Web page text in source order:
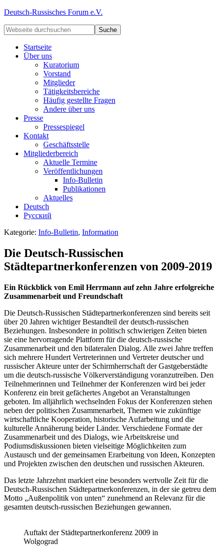
Deutsch-Russisches Forum e.V.
Startseite
Über uns
Kuratorium
Vorstand
Mitglieder
Tätigkeitsbereiche
Häufig gestellte Fragen
Andere über uns
Presse
Pressespiegel
Kontakt
Geschäftsstelle
Mitgliederbereich
Aktuelle Termine
Veröffentlichungen
Info-Bulletin
Publikationen
Aktuelles
Deutsch
Русский
Kategorie: Info-Bulletin, Information
Die Deutsch-Russischen
Städtepartnerkonferenzen von 2009-2019
Ein Rückblick von Emil Herrmann auf zehn Jahre erfolgreiche
Zusammenarbeit und Freundschaft
Die Deutsch-Russischen Städtepartnerkonferenzen sind bereits seit
über 20 Jahren wichtiger Bestandteil der deutsch-russischen
Beziehungen. Insbesondere in politisch schwierigen Zeiten bieten
sie eine hervorragende Plattform für die deutsch-russische
Zusammenarbeit und den bilateralen Dialog. Alle zwei Jahre treffen
sich mehrere Hundert Vertreterinnen und Vertreter deutscher und
russischer Akteure unter der Schirmherrschaft der Gastgeberstädte
um die deutsch-russische Völkerverständigung voranzutreiben. Den
Teilnehmerinnen und Teilnehmer der Konferenzen wird bei jeder
Konferenz ein breit gefächertes Angebot an Veranstaltungen
geboten. Im alljährlich wechselnden Fokus der Konferenzen stehen
neben der politischen Zusammenarbeit, Themen wie zukünftige
wirtschaftliche Kooperation, historische Aufarbeitung und die
kulturelle Annäherung beider Länder. Verschiedene Formate der
Zusammenarbeit und des Dialogs, wie Arbeitskreise und
Podiumsdiskussionen bieten vielseitige Möglichkeiten zum
Austausch und der gemeinsamen Erarbeitung von Ideen, Konzepten
und Projekten zwischen den deutschen und russischen Akteuren.
Das letzte Jahrzehnt markiert eine besonders wertvolle Zeit für die
Deutsch-Russischen Städtepartnerkonferenzen, in der sie getreu dem
Motto „Außenpolitik von unten“ zunehmend an Relevanz für die
gesamten deutsch-russischen Beziehungen gewannen.
Auftakt der Städtepartnerkonferenz 2009 in
Wolgograd